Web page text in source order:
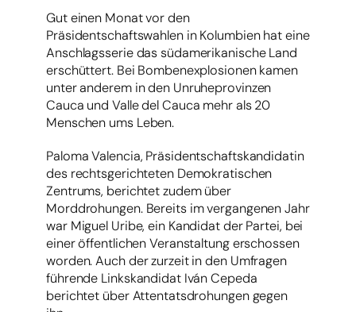
Gut einen Monat vor den
Präsidentschaftswahlen in Kolumbien hat eine
Anschlagsserie das südamerikanische Land
erschüttert. Bei Bombenexplosionen kamen
unter anderem in den Unruheprovinzen
Cauca und Valle del Cauca mehr als 20
Menschen ums Leben.
Paloma Valencia, Präsidentschaftskandidatin
des rechtsgerichteten Demokratischen
Zentrums, berichtet zudem über
Morddrohungen. Bereits im vergangenen Jahr
war Miguel Uribe, ein Kandidat der Partei, bei
einer öffentlichen Veranstaltung erschossen
worden. Auch der zurzeit in den Umfragen
führende Linkskandidat Iván Cepeda
berichtet über Attentatsdrohungen gegen